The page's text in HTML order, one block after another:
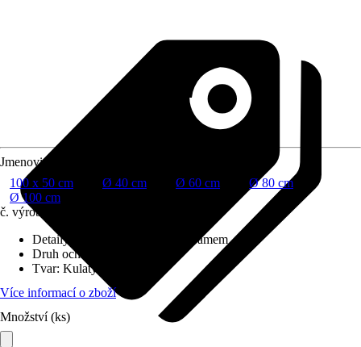
Jmenovitý rozměr v cm
100 x 50 cm
Ø 40 cm Ø 60 cm
Ø 80 cm
Ø 100 cm
č. výrobku
Detaily výrobku
S hliníkovým rámem
Druh ochrany
Tvar: Kulatý
Více informací o zboží
Množství (ks)